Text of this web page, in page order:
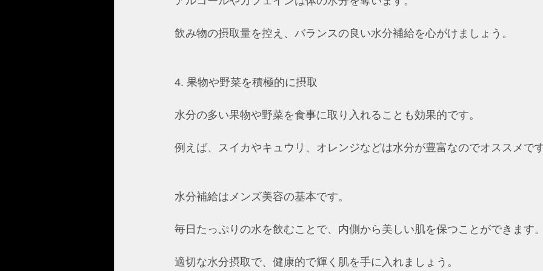
飲み物の摂取量を控え、バランスの良い水分補給を心がけましょう。
4. 果物や野菜を積極的に摂取
水分の多い果物や野菜を食事に取り入れることも効果的です。
例えば、スイカやキュウリ、オレンジなどは水分が豊富なのでオススメで
水分補給はメンズ美容の基本です。
毎日たっぷりの水を飲むことで、内側から美しい肌を保つことができます
適切な水分摂取で、健康的で輝く肌を手に入れましょう。